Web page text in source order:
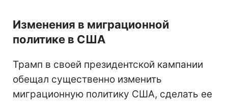
Изменения в миграционной
политике в США
Трамп в своей президентской кампании
обещал существенно изменить
миграционную политику США, сделать ее